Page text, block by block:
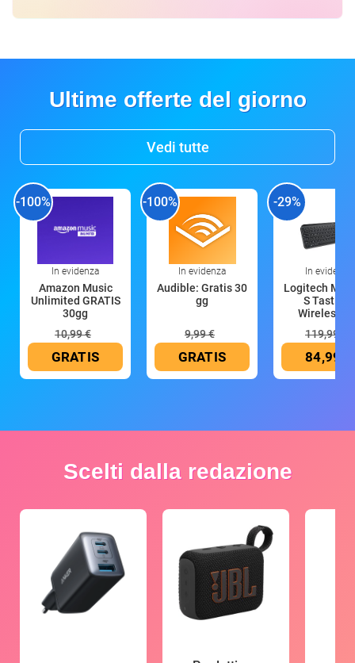
Ultime offerte del giorno
Vedi tutte
-100%
In evidenza
Amazon Music
Unlimited GRATIS
30gg
10,99 €
GRATIS
-100%
In evidenza
Audible: Gratis 30
gg
9,99 €
GRATIS
-29%
In evidenza
Logitech MX
S Tastiera
Wireless
119,99 €
84,99 €
Scelti dalla redazione